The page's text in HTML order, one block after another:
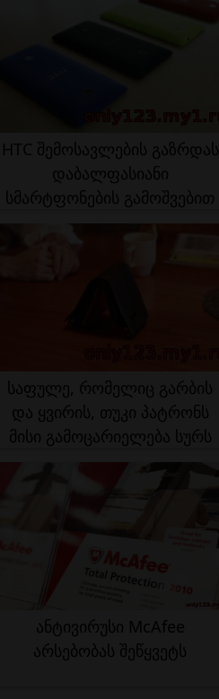
HTC შემოსავლების გაზრდას
დაბალფასიანი
სმარტფონების გამოშვებით
გეგმავს
საფულე, რომელიც გარბის
და ყვირის, თუკი პატრონს
მისი გამოცარიელება სურს
ანტივირუსი McAfee
არსებობას შეწყვეტს